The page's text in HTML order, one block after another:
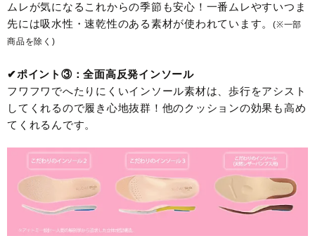
ムレが気になるこれからの季節も安心！一番ムレやすいつま
先には吸水性・速乾性のある素材が使われています。
(※一部
商品を除く)
✔︎ポイント③：全面高反発インソール
フワフワでへたりにくいインソール素材は、歩行をアシスト
してくれるので履き心地抜群！他のクッションの効果も高め
てくれるんです。